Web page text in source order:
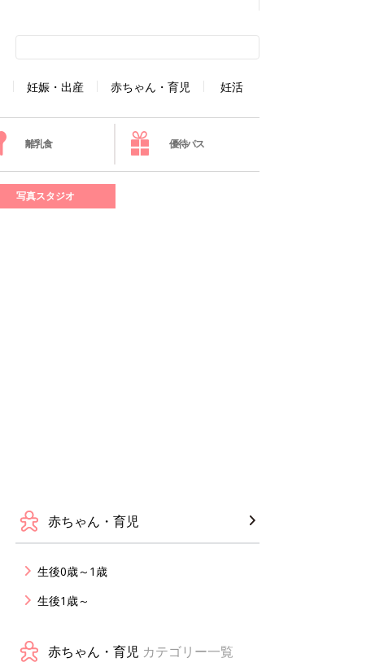
妊娠・出産 赤ちゃん・育児 妊活
離乳食 優待パス
写真スタジオ
赤ちゃん・育児
生後0歳～1歳
生後1歳～
赤ちゃん・育児 カテゴリー一覧